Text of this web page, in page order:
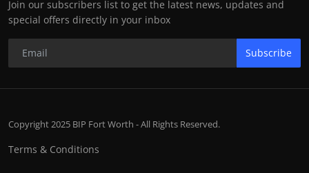
Join our subscribers list to get the latest news, updates and
special offers directly in your inbox
Subscribe
Copyright 2025 BIP Fort Worth - All Rights Reserved.
Terms & Conditions